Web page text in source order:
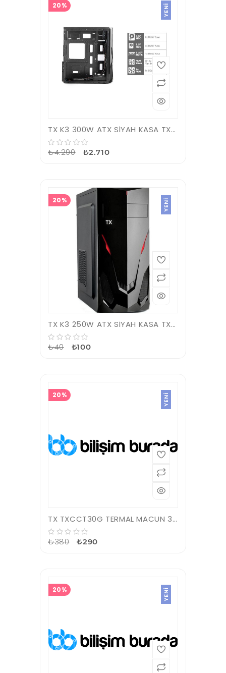
20% YENI
TX K3 300W ATX SİYAH KASA TXCHK3P300
₺4.290 ₺2.710
20% YENI
TX K3 250W ATX SİYAH KASA TXCHK3P250
₺40 ₺100
20% YENI
TX TXCCT30G TERMAL MACUN 30GR
₺380 ₺290
20% YENI